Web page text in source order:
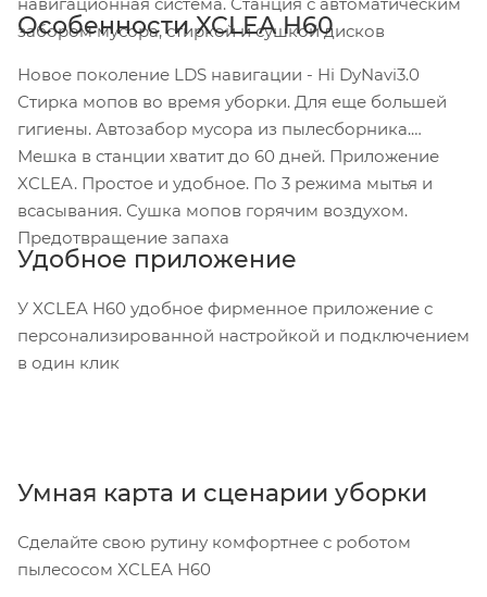
забором мусора, стиркой и сушкой дисков
Особенности XCLEA H60
Новое поколение LDS навигации - Hi DyNavi3.0
Стирка мопов во время уборки. Для еще большей
гигиены. Автозабор мусора из пылесборника.
Мешка в станции хватит до 60 дней. Приложение
XCLEA. Простое и удобное. По 3 режима мытья и
всасывания. Сушка мопов горячим воздухом.
Предотвращение запаха
Удобное приложение
У XCLEA H60 удобное фирменное приложение с
персонализированной настройкой и подключением
в один клик
Умная карта и сценарии уборки
Сделайте свою рутину комфортнее с роботом
пылесосом XCLEA H60